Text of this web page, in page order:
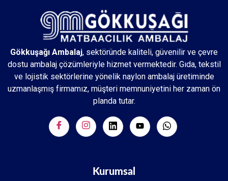
Gökkuşağı Ambalaj, sektöründe kaliteli, güvenilir ve çevre
dostu ambalaj çözümleriyle hizmet vermektedir. Gıda, tekstil
ve lojistik sektörlerine yönelik naylon ambalaj üretiminde
uzmanlaşmış firmamız, müşteri memnuniyetini her zaman ön
planda tutar.
Kurumsal